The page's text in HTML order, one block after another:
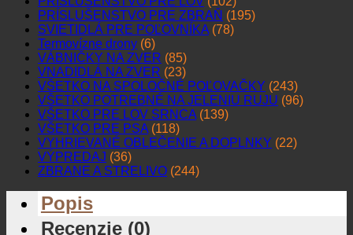
PRÍSLUŠENSTVO PRE ZBRAŇ (195)
SVIETIDLÁ PRE POĽOVNÍKA (78)
Termovízne drony (6)
VÁBNIČKY NA ZVER (85)
VNADIDLÁ NA ZVER (23)
VŠETKO NA SPOLOČNÉ POĽOVAČKY (243)
VŠETKO POTREBNÉ NA JELENIU RUJU (96)
VŠETKO PRE LOV SRNCA (139)
VŠETKO PRE PSA (118)
VYHRIEVANÉ OBLEČENIE A DOPLNKY (22)
VÝPREDAJ (36)
ZBRANE A STRELIVO (244)
Popis
Recenzie (0)